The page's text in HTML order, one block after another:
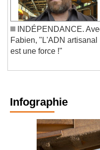
INDÉPENDANCE. Avec
Fabien, "L'ADN artisanal
Infographie